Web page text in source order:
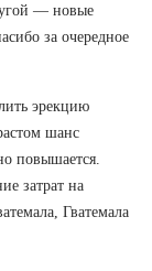
— новые
за очередное
эрекцию
шанс
повышается.
затрат на
Гватемала